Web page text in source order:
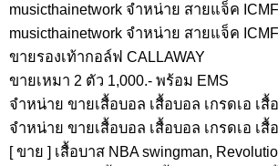
musicthainetwork จำหน่าย สายแจ็ค
musicthainetwork จำหน่าย สายแจ็ค
ขายรองเท้ากอล์ฟ CALLAWAY
ขายเหมา 2 ตัว 1,000.- พร้อม EMS
จำหน่าย ขายเสื้อบอล เสื้อบอล เกรดเอ เ
จำหน่าย ขายเสื้อบอล เสื้อบอล เกรดเอ เ
[ ขาย ] เสื้อบาส NBA swingman,